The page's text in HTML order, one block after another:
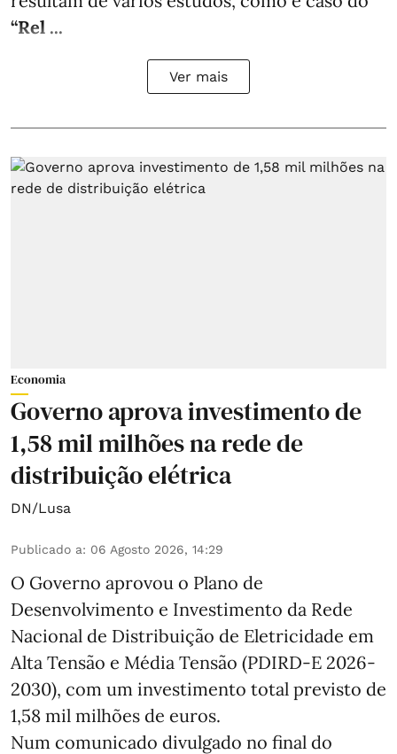
“Rel ...
Ver mais
Economia
Governo aprova investimento de
1,58 mil milhões na rede de
distribuição elétrica
DN/Lusa
Publicado a: 06 Agosto 2026, 14:29
O Governo aprovou o Plano de
Desenvolvimento e Investimento da Rede
Nacional de Distribuição de Eletricidade em
Alta Tensão e Média Tensão (PDIRD-E 2026-
2030), com um investimento total previsto de
1,58 mil milhões de euros.
Num comunicado divulgado no final do